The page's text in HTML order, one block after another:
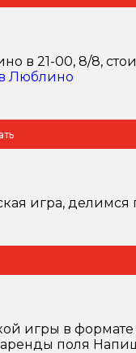
в 21-00, 8/8,
Люблино
игра,
в формате
поля